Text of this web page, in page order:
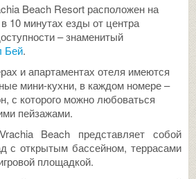
Beach Resort расположен на
10 минутах езды от центра
– знаменитый
Бей.
и апартаментах отеля имеются
мини-кухни, в каждом номере –
с которого можно любоваться
пейзажами.
Beach представляет собой
с открытым бассейном, террасами
площадкой.